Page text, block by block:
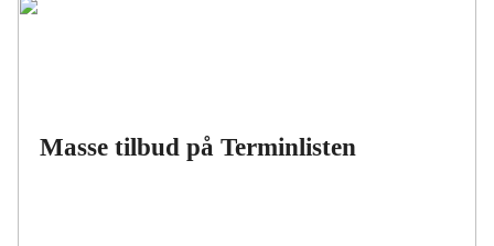
Masse tilbud på Terminlisten